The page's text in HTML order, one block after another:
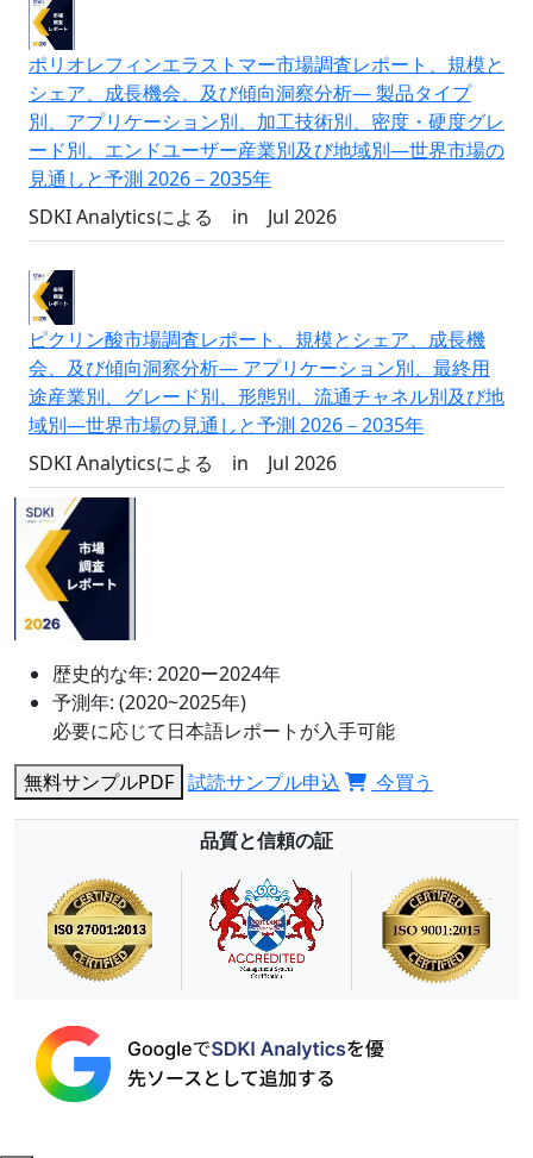
ポリオレフィンエラストマー市場調査レポート、規模と
シェア、成長機会、及び傾向洞察分析― 製品タイプ
別、アプリケーション別、加工技術別、密度・硬度グレ
ード別、エンドユーザー産業別及び地域別―世界市場の
見通しと予測 2026－2035年
SDKI Analyticsによる
in Jul 2026
ピクリン酸市場調査レポート、規模とシェア、成長機
会、及び傾向洞察分析― アプリケーション別、最終用
途産業別、グレード別、形態別、流通チャネル別及び地
域別―世界市場の見通しと予測 2026－2035年
SDKI Analyticsによる
in Jul 2026
歴史的な年: 2020ー2024年
予測年: (2020~2025年)
必要に応じて日本語レポートが入手可能
無料サンプルPDF 試読サンプル申込 今買う
品質と信頼の証